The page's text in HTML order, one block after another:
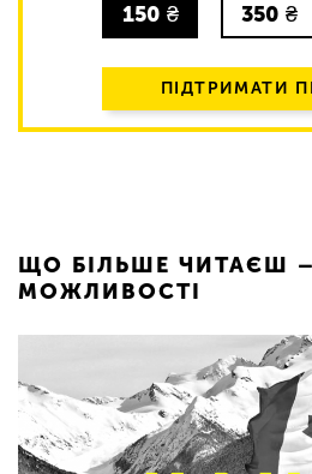
150 ₴ 350 ₴
ПІДТРИМАТИ
ЩО БІЛЬШЕ ЧИТАЄШ
МОЖЛИВОСТІ